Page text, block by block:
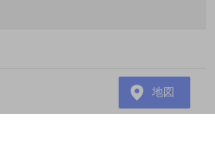
地図
お問い合わせください。
い。